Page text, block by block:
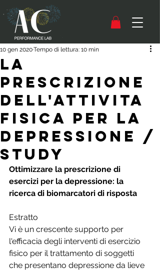
LA
PRESCRIZIONE
DELL'ATTIVITA
FISICA PER LA
DEPRESSIONE /
STUDY
10 gen 2020Tempo di lettura: 10 min
Ottimizzare la prescrizione di
esercizi per la depressione: la
ricerca di biomarcatori di risposta
Estratto
Vi è un crescente supporto per
l'efficacia degli interventi di esercizio
fisico per il trattamento di soggetti
che presentano depressione da lieve